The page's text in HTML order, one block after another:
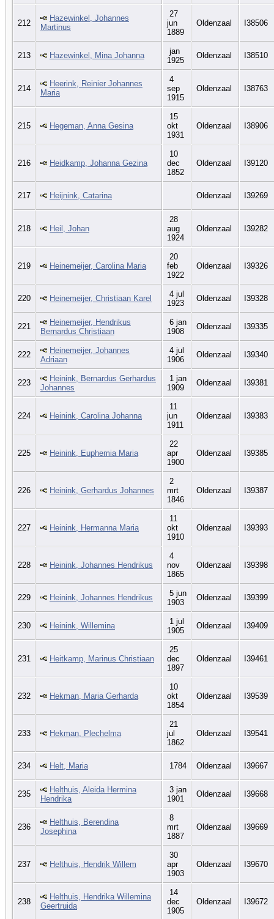
212
Hazewinkel, Johannes
Martinus
27
jun
1889
Oldenzaal I38506
213 Hazewinkel, Mina Johanna
jan
1925
Oldenzaal I38510
214
Heerink, Reinier Johannes
Maria
4
sep
1915
Oldenzaal I38763
215 Hegeman, Anna Gesina
15
okt
1931
Oldenzaal I38906
216 Heidkamp, Johanna Gezina
10
dec
1852
Oldenzaal I39120
217 Heijnink, Catarina Oldenzaal I39269
218 Heil, Johan
28
aug
1924
Oldenzaal I39282
219 Heinemeijer, Carolina Maria
20
feb
1922
Oldenzaal I39326
220 Heinemeijer, Christiaan Karel
4 jul
1923
Oldenzaal I39328
221
Heinemeijer, Hendrikus
Bernardus Christiaan
6 jan
1908
Oldenzaal I39335
222
Heinemeijer, Johannes
Adriaan
4 jul
1906
Oldenzaal I39340
223
Heinink, Bernardus Gerhardus
Johannes
1 jan
1909
Oldenzaal I39381
224 Heinink, Carolina Johanna
11
jun
1911
Oldenzaal I39383
225 Heinink, Euphemia Maria
22
apr
1900
Oldenzaal I39385
226 Heinink, Gerhardus Johannes
2
mrt
1846
Oldenzaal I39387
227 Heinink, Hermanna Maria
11
okt
1910
Oldenzaal I39393
228 Heinink, Johannes Hendrikus
4
nov
1865
Oldenzaal I39398
229 Heinink, Johannes Hendrikus
5 jun
1903
Oldenzaal I39399
230 Heinink, Willemina
1 jul
1905
Oldenzaal I39409
231 Heitkamp, Marinus Christiaan
25
dec
1897
Oldenzaal I39461
232 Hekman, Maria Gerharda
10
okt
1854
Oldenzaal I39539
233 Hekman, Plechelma
21
jul
1862
Oldenzaal I39541
234 Helt, Maria 1784 Oldenzaal I39667
235
Helthuis, Aleida Hermina
Hendrika
3 jan
1901
Oldenzaal I39668
236
Helthuis, Berendina
Josephina
8
mrt
1887
Oldenzaal I39669
237 Helthuis, Hendrik Willem
30
apr
1903
Oldenzaal I39670
238
Helthuis, Hendrika Willemina
Geertruida
14
dec
1905
Oldenzaal I39672